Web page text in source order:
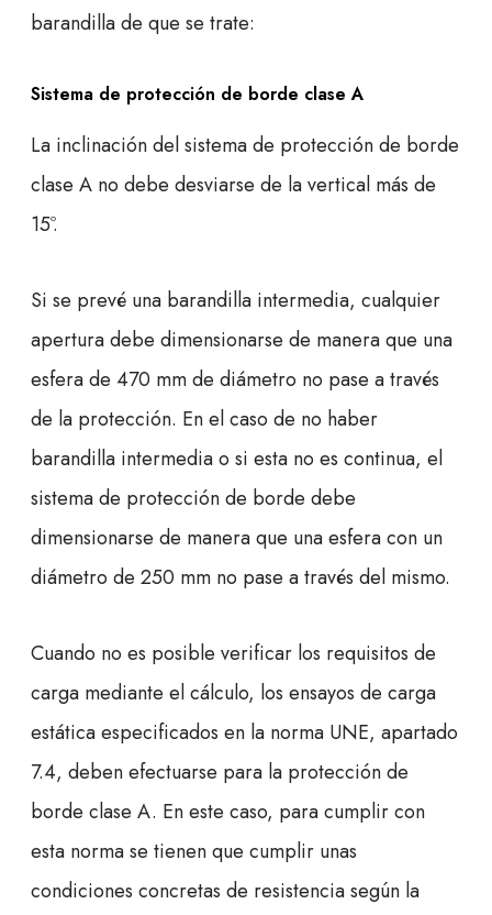
barandilla de que se trate:
Sistema de protección de borde clase A
La inclinación del sistema de protección de borde
clase A no debe desviarse de la vertical más de
15º.
Si se prevé una barandilla intermedia, cualquier
apertura debe dimensionarse de manera que una
esfera de 470 mm de diámetro no pase a través
de la protección. En el caso de no haber
barandilla intermedia o si esta no es continua, el
sistema de protección de borde debe
dimensionarse de manera que una esfera con un
diámetro de 250 mm no pase a través del mismo.
Cuando no es posible verificar los requisitos de
carga mediante el cálculo, los ensayos de carga
estática especificados en la norma UNE, apartado
7.4, deben efectuarse para la protección de
borde clase A. En este caso, para cumplir con
esta norma se tienen que cumplir unas
condiciones concretas de resistencia según la